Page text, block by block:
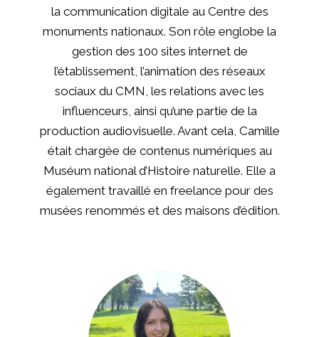
la communication digitale au Centre des
monuments nationaux. Son rôle englobe la
gestion des 100 sites internet de
l’établissement, l’animation des réseaux
sociaux du CMN, les relations avec les
influenceurs, ainsi qu’une partie de la
production audiovisuelle. Avant cela, Camille
était chargée de contenus numériques au
Muséum national d’Histoire naturelle. Elle a
également travaillé en freelance pour des
musées renommés et des maisons d’édition.